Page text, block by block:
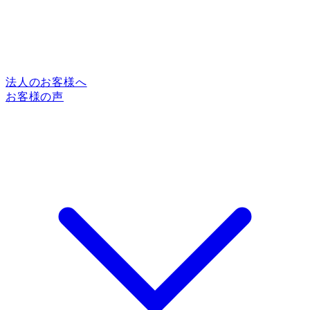
法人のお客様へ
お客様の声